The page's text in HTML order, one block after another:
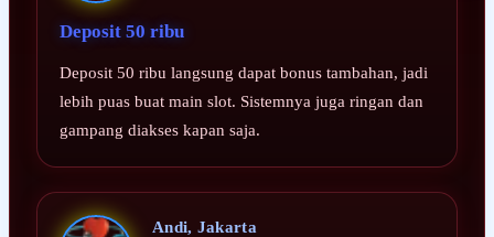
Deposit 50 ribu
Deposit 50 ribu langsung dapat bonus tambahan, jadi
lebih puas buat main slot. Sistemnya juga ringan dan
gampang diakses kapan saja.
Andi, Jakarta